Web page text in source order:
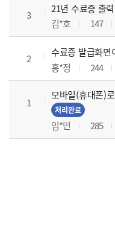
3
21년 수료증 출력
김*호 147
2
수료증 발급화면
홍*정 244
1
모바일(휴대폰)
처리완료
임*민 285